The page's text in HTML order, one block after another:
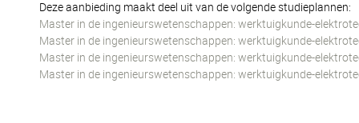
Deze aanbieding maakt deel uit van de volgende studieplannen:
Master in de ingenieurswetenschappen: werktuigkunde-
Master in de ingenieurswetenschappen: werktuigkunde-
Master in de ingenieurswetenschappen: werktuigkunde-
Master in de ingenieurswetenschappen: werktuigkunde-